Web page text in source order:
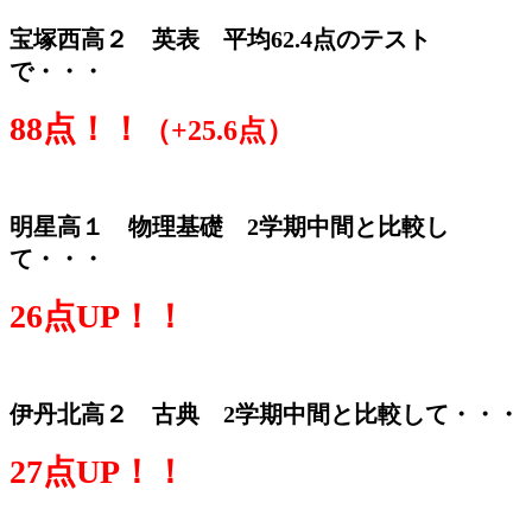
宝塚西高２ 英表 平均62.4点のテスト
で・・・
88点！！ （+25.6点）
明星高１ 物理基礎 2学期中間と比較し
て・・・
26点UP！！
伊丹北高２ 古典 2学期中間と比較して・・・
27点UP！！